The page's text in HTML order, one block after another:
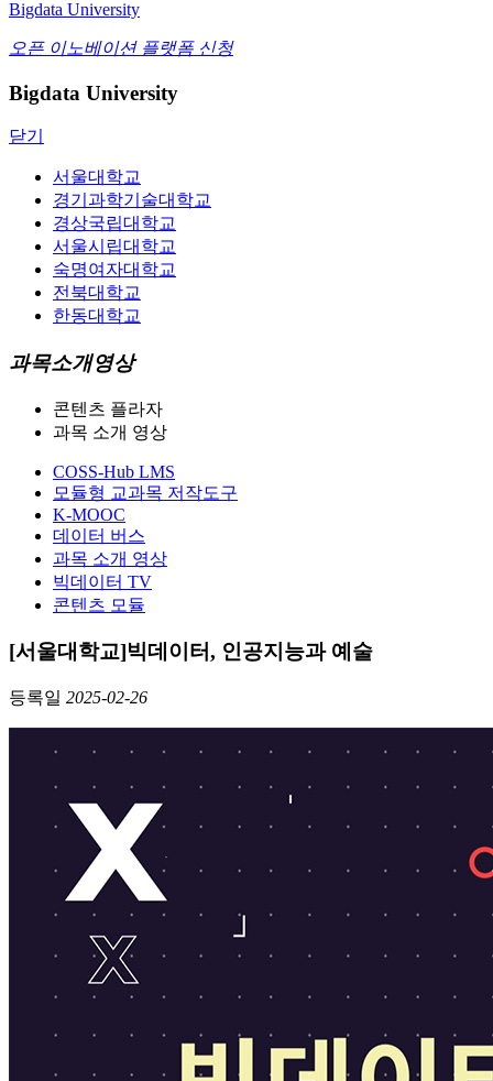
Bigdata University
오픈 이노베이션 플랫폼 신청
Bigdata University
닫기
서울대학교
경기과학기술대학교
경상국립대학교
서울시립대학교
숙명여자대학교
전북대학교
한동대학교
과목소개영상
콘텐츠 플라자
과목 소개 영상
COSS-Hub LMS
모듈형 교과목 저작도구
K-MOOC
데이터 버스
과목 소개 영상
빅데이터 TV
콘텐츠 모듈
[서울대학교]빅데이터, 인공지능과 예술
등록일 2025-02-26